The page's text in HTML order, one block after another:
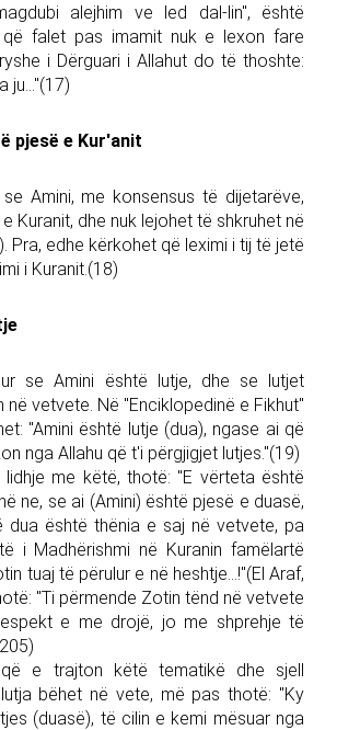
alejhim ve led dal-lin", është
që falet pas imamit nuk e lexon fare
i Dërguari i Allahut do të thoshte:
ju..."(17)
pjesë e Kur'anit
Amini, me konsensus të dijetarëve,
Kuranit, dhe nuk lejohet të shkruhet në
Pra, edhe kërkohet që leximi i tij të jetë
i Kuranit.(18)
se Amini është lutje, dhe se lutjet
në vetvete. Në "Enciklopedinë e Fikhut"
"Amini është lutje (dua), ngase ai që
nga Allahu që t'i përgjigjet lutjes."(19)
lidhje me këtë, thotë: "E vërteta është
ne, se ai (Amini) është pjesë e duasë,
dua është thënia e saj në vetvete, pa
i Madhërishmi në Kuranin famëlartë
tuaj të përulur e në heshtje...!"(El Araf,
"Ti përmende Zotin tënd në vetvete
e me drojë, jo me shprehje të
që e trajton këtë tematikë dhe sjell
bëhet në vete, më pas thotë: "Ky
(duasë), të cilin e kemi mësuar nga